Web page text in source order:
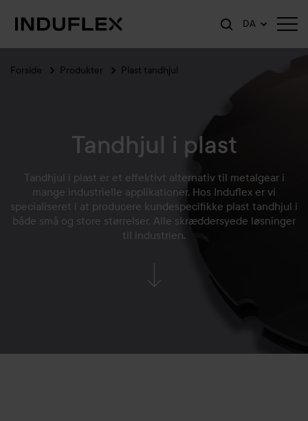
DA
Forside Produkter Plast tandhjul
Tandhjul i plast
Tandhjul i plast er et effektivt alternativ til metalgear i
mange industrielle applikationer. Hos Induflex er vi
specialiseret i at producere kundespecifikke plast tandhjul i
både små og store størrelser. Alle skræddersyede løsninger
til industrien.